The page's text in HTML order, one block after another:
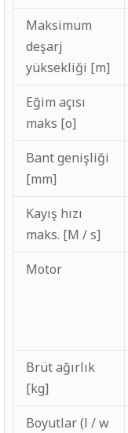
Maksimum
deşarj
yüksekliği [m]
Eğim açısı
maks [o]
Bant genişliği
[mm]
Kayış hızı
maks. [M / s]
Motor
Brüt ağırlık
[kg]
Boyutlar (l / w